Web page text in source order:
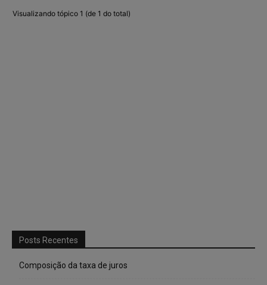
Visualizando tópico 1 (de 1 do total)
Posts Recentes
Composição da taxa de juros